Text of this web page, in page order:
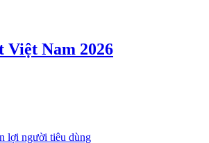
Việt Nam 2026